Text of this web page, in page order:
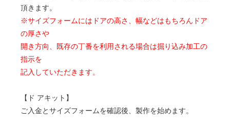
頂きます。
※サイズフォームにはドアの高さ、幅などはもちろんドア
の厚さや
開き方向、既存の丁番を利用される場合は掘り込み加工の
指示を
記入していただきます。
【ド アキット】
ご入金とサイズフォームを確認後、製作を始めます。